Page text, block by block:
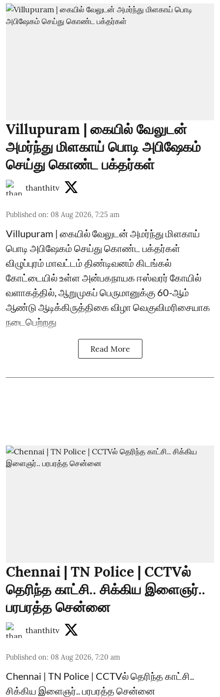
Villupuram | கையில் வேலுடன்
அமர்ந்து மிளகாய் பொடி அபிஷேகம்
செய்து கொண்ட பக்தர்கள்
thanthitv
Published on: 08 Aug 2026, 7:25 am
Villupuram | கையில் வேலுடன் அமர்ந்து மிளகாய்
பொடி அபிஷேகம் செய்து கொண்ட பக்தர்கள்
விழுப்புரம் மாவட்டம் திண்டிவனம் கிடங்கல்
கோட்டையில் உள்ள அன்பகநாயக ஈஸ்வரர் கோயில்
வளாகத்தில், ஆறுமுகப் பெருமானுக்கு 60-ஆம்
ஆண்டு ஆடிக்கிருத்திகை விழா வெகுவிமரிசையாக
நடைபெற்றது
Read More
Chennai | TN Police | CCTVல்
தெரிந்த காட்சி.. சிக்கிய இளைஞர்..
பரபரத்த சென்னை
thanthitv
Published on: 08 Aug 2026, 7:20 am
Chennai | TN Police | CCTVல் தெரிந்த காட்சி..
சிக்கிய இளைஞர்.. பரபரத்த சென்னை